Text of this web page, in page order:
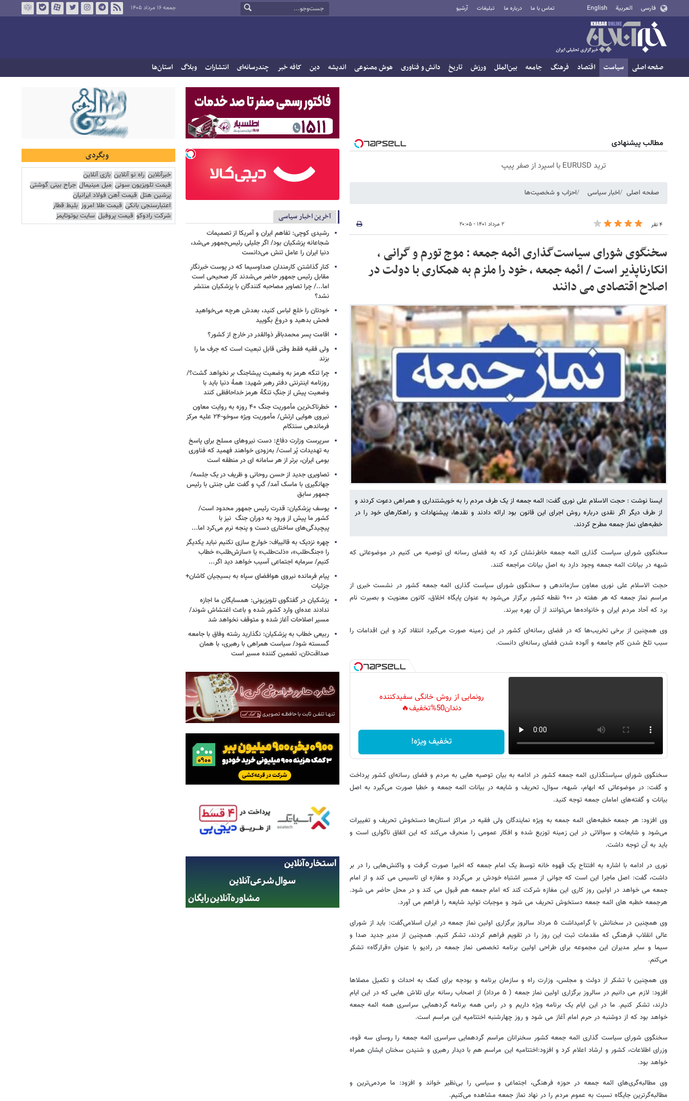
فارسی العربية English تماس با ما درباره ما تبلیغات آرشیو جمعه ۱۶ مرداد ۱۴۰۵
صفحه اصلی سیاست اقتصاد فرهنگ جامعه بین‌الملل ورزش تاریخ دانش و فناوری هوش مصنوعی اندیشه دین کافه خبر چندرسانه‌ای انتشارات وبلاگ استان‌ها
مطالب پیشنهادی
ترید EURUSD با اسپرد از صفر پیپ
صفحه اصلی اخبار سیاسی احزاب و شخصیت‌ها
۴ نفر ۲ مرداد ۱۴۰۱ - ۲۰:۰۵
سخنگوی شورای سیاست‌گذاری ائمه جمعه : موج تورم و گرانی ،
انکارناپذیر است / ائمه جمعه ، خود را ملزم به همکاری با دولت در
اصلاح اقتصادی می دانند
ایسنا نوشت : حجت الاسلام علی نوری گفت: ائمه جمعه از یک طرف مردم را به خویشتنداری و همراهی دعوت کردند و
از طرف دیگر اگر نقدی درباره روش اجرای این قانون بود ارائه دادند و نقدها، پیشنهادات و راهکارهای خود را در
خطبه‌های نماز جمعه مطرح کردند.
سخنگوی شورای سیاست گذاری ائمه جمعه خاطرنشان کرد که به فضای رسانه ای توصیه می کنیم در موضوعاتی که
شبهه در بیانات ائمه جمعه وجود دارد به اصل بیانات مراجعه کنند.
حجت الاسلام علی نوری معاون سازماندهی و سخنگوی شورای سیاست گذاری ائمه جمعه کشور در نشست خبری از
مراسم نماز جمعه که هر هفته در ۹۰۰ نقطه کشور برگزار می‌شود به عنوان پایگاه اخلاق، کانون معنویت و بصیرت نام
برد که آحاد مردم ایران و خانواده‌ها می‌توانند از آن بهره‌ ببرند.
وی همچنین از برخی تخریب‌ها که در فضای رسانه‌ای کشور در این زمینه صورت می‌گیرد انتقاد کرد و این اقدامات را
سبب تلخ شدن کام جامعه و آلوده شدن فضای رسانه‌ای دانست.
رونمایی از روش خانگی سفیدکننده
دندان50%تخفیف🔥
تخفیف ویژه!
سخنگوی شورای سیاستگذاری ائمه جمعه کشور در ادامه به بیان توصیه هایی به مردم و فضای رسانه‌ای کشور پرداخت
و گفت: در موضوعاتی که ابهام، شبهه، سوال، تحریف و شایعه در بیانات ائمه جمعه و خطبا صورت می‌گیرد به اصل
بیانات و گفته‌های امامان جمعه توجه کنید.
وی افزود: هر جمعه خطبه‌های ائمه جمعه به ویژه نمایندگان ولی فقیه در مراکز استان‌ها دستخوش تحریف و تغییرات
می‌شود و شایعات و سوالاتی در این زمینه توزیع شده و افکار عمومی را منحرف می‌کند که این اتفاق ناگواری است و
باید به آن توجه داشت.
نوری در ادامه با اشاره به افتتاح یک قهوه خانه توسط یک امام جمعه که اخیرا صورت گرفت و واکنش‌هایی را در بر
داشت، گفت: اصل ماجرا این است که جوانی از مسیر اشتباه خودش بر می‌گردد و مغازه ای تاسیس می کند و از امام
جمعه می خواهد در اولین روز کاری این مغازه شرکت کند که امام جمعه هم قبول می کند و در محل حاضر می شود.
هرجمعه خطبه های ائمه جمعه دستخوش تحریف می شود و موجبات تولید شایعه را فراهم می آورد.
وی همچنین در سخنانش با گرامیداشت ۵ مرداد سالروز برگزاری اولین نماز جمعه در ایران اسلامی‌گفت: باید از شورای
عالی انقلاب فرهنگی که مقدمات ثبت این روز را در تقویم فراهم کردند، تشکر کنیم. همچنین از مدیر جدید صدا و
سیما و سایر مدیران این مجموعه برای طراحی اولین برنامه تخصصی نماز جمعه در رادیو با عنوان «قرارگاه» تشکر
می‌کنم.
وی همچنین با تشکر از دولت و مجلس، وزارت راه و سازمان برنامه و بودجه برای کمک به احداث و تکمیل مصلاها
افزود: لازم می دانیم در سالروز برگزاری اولین نماز جمعه ( ۵ مرداد) از اصحاب رسانه برای تلاش هایی که در این ایام
دارند، تشکر کنیم. ما در این ایام یک برنامه ویژه داریم و در راس همه برنامه گردهمایی سراسری همه ائمه جمعه
خواهد بود که از دوشنبه در حرم امام آغاز می شود و روز چهارشنبه اختتامیه این مراسم است.
سخنگوی شورای سیاست گذاری ائمه جمعه کشور سخنرانان مراسم گردهمایی سراسری ائمه جمعه را روسای سه قوه،
وزرای اطلاعات، کشور و ارشاد اعلام کرد و افزود:اختتامیه این مراسم هم با دیدار رهبری و شنیدن سخنان ایشان همراه
خواهد بود.
وی مطالبه‌گری‌های ائمه جمعه در حوزه فرهنگی،‌ اجتماعی و سیاسی را بی‌نظیر خواند و افزود: ما مردمی‌ترین و
مطالبه‌گرترین جایگاه نسبت به عموم مردم را در نهاد نماز جمعه مشاهده می‌کنیم.
آخرین اخبار سیاسی
رشیدی کوچی: تفاهم ایران و آمریکا از تصمیمات
شجاعانه پزشکیان بود/ اگر جلیلی رئیس‌جمهور می‌شد،
دنیا ایران را عامل تنش می‌دانست
کنار گذاشتن کارمندان صداوسیما که در پوست خبرنگار
مقابل رئیس جمهور حاضر می‌شدند کار صحیحی است
اما.../ چرا تصاویر مصاحبه کنندگان با پزشکیان منتشر
نشد؟
خودتان را خلع لباس کنید، بعدش هرچه می‌خواهید
فحش بدهید و دروغ بگویید
اقامت پسر محمدباقر ذوالقدر در خارج از کشور؟
ولی فقیه فقط وقتی قابل تبعیت است که جرف ما را
بزند
چرا تنگه هرمز به وضعیت پیشاجنگ بر نخواهد گشت؟/
روزنامه اینترنتی دفتر رهبر شهید: همۀ دنیا باید با
وضعیت پیش از جنگِ تنگۀ هرمز خداحافظی کنند
خطرناک‌ترین مأموریت جنگ ۴۰ روزه به روایت معاون
نیروی هوایی ارتش/ مأموریت ویژه سوخو-۲۴ علیه مرکز
فرماندهی سنتکام
سرپرست وزارت دفاع: دست نیروهای مسلح برای پاسخ
به تهدیدات پُر است/ به‌زودی خواهند فهمید که فناوری
بومی ایران، برتر از هر سامانه ای در منطقه است
تصاویری جدید از حسن روحانی و ظریف در یک جلسه/
جهانگیری با ماسک آمد/ گپ و گفت علی جنتی با رئیس
جمهور سابق
یوسف پزشکیان: قدرت رئیس‌ جمهور محدود است/
کشور ما پیش از ورود به دوران جنگ نیز با
پیچیدگی‌های ساختاری دست و پنجه نرم می‌کرد اما...
چهره نزدیک به قالیباف: خوارج سازی نکنیم نباید یکدیگر
را «جنگ‌طلب»، «ذلت‌طلب» یا «سازش‌طلب» خطاب
کنیم/ سرمایه اجتماعی آسیب خواهد دید اگر...
پیام فرمانده نیروی هوافضای سپاه به بسیجیان کاشان+
جزئیات
پزشکیان در گفتگوی تلویزیونی: همسایگان ما اجازه
ندادند عده‌ای وارد کشور شده و باعث اغتشاش شوند/
مسیر اصلاحات آغاز شده و متوقف نخواهد شد
ربیعی خطاب به پزشکیان: نگذارید رشته وفاق با جامعه
گسسته شود/ سیاست همراهی با رهبری، با همان
صداقت‌تان، تضمین کننده مسیر است
وبگردی
خبرآنلاین راه نو آنلاین بازی آنلاین
قیمت تلویزیون سونی مبل مینیمال جراح بینی گوشتی
پرشین هتل قیمت آهن فولاد ایرانیان
اعتبارسنجی بانکی قیمت طلا امروز بلیط قطار
شرکت رادوکو قیمت پروفیل سایت یوتوتایمز